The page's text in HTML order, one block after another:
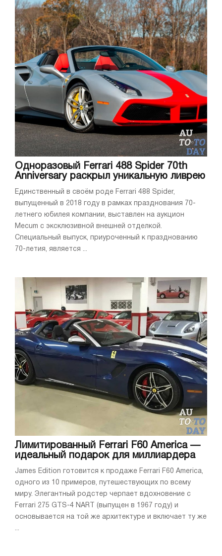
Одноразовый Ferrari 488 Spider 70th
Anniversary раскрыл уникальную ливрею
Единственный в своём роде Ferrari 488 Spider,
выпущенный в 2018 году в рамках празднования 70-
летнего юбилея компании, выставлен на аукцион
Mecum с эксклюзивной внешней отделкой.
Специальный выпуск, приуроченный к празднованию
70-летия, является ...
Лимитированный Ferrari F60 America —
идеальный подарок для миллиардера
James Edition готовится к продаже Ferrari F60 America,
одного из 10 примеров, путешествующих по всему
миру. Элегантный родстер черпает вдохновение с
Ferrari 275 GTS-4 NART (выпущен в 1967 году) и
основывается на той же архитектуре и включает ту же
...